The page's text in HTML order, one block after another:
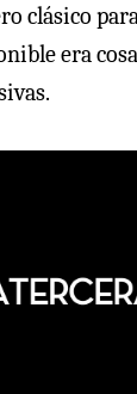
clásico
era